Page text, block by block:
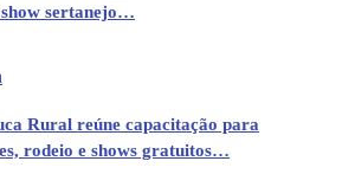
sertanejo…
Rural reúne capacitação para
rodeio e shows gratuitos…